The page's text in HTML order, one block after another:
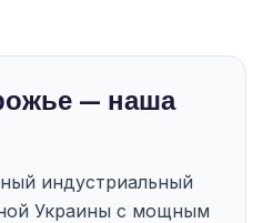
— наша
индустриальный
Украины с мощным